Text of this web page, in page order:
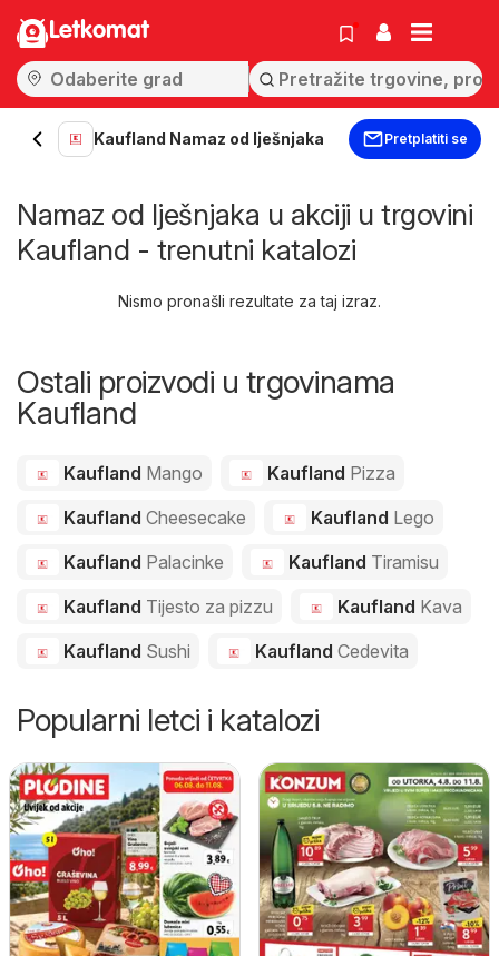
Letkomat
Kaufland Namaz od lješnjaka Pretplatiti se
Namaz od lješnjaka u akciji u trgovini
Kaufland - trenutni katalozi
Nismo pronašli rezultate za taj izraz.
Ostali proizvodi u trgovinama
Kaufland
Kaufland Mango Kaufland Pizza
Kaufland Cheesecake Kaufland Lego
Kaufland Palacinke Kaufland Tiramisu
Kaufland Tijesto za pizzu Kaufland Kava
Kaufland Sushi Kaufland Cedevita
Popularni letci i katalozi